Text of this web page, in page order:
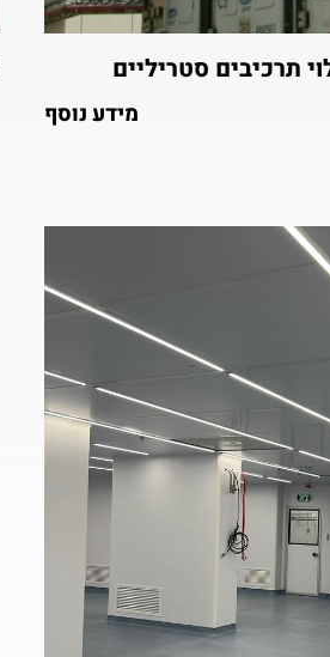
תרכיבים סטריליים
מידע נוסף